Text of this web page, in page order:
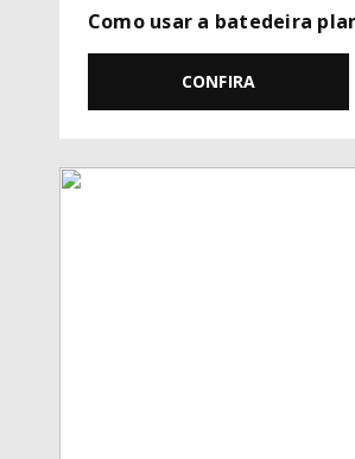
Como usar a batedeira
CONFIRA